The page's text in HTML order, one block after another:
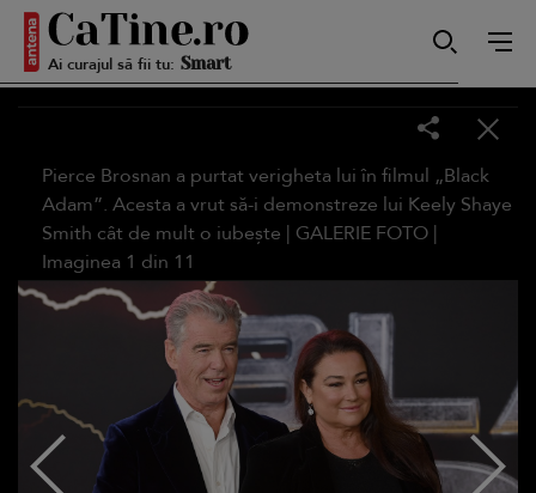
Ai curajul să fii tu: Autentică
Smart
Sensibilă
Puternică
Pierce Brosnan a purtat verigheta lui în filmul „Black
Adam”. Acesta a vrut să-i demonstreze lui Keely Shaye
Smith cât de mult o iubește | GALERIE FOTO |
Imaginea 1 din 11